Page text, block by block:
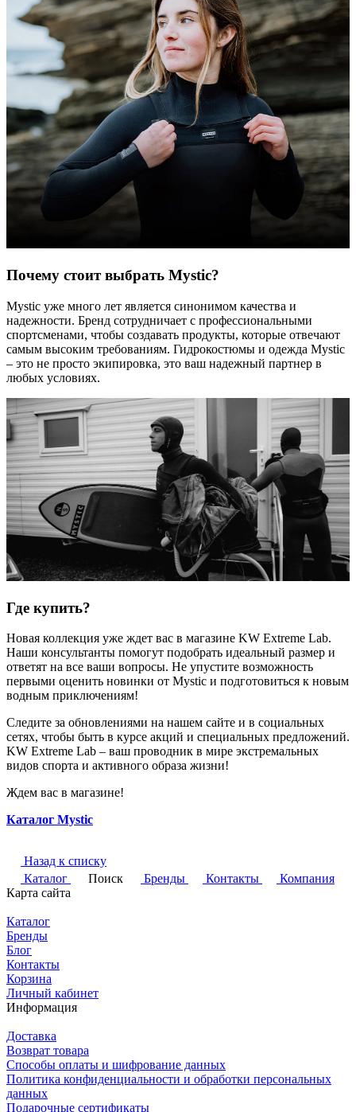
Почему стоит выбрать Mystic?
Mystic уже много лет является синонимом качества и
надежности. Бренд сотрудничает с профессиональными
спортсменами, чтобы создавать продукты, которые отвечают
самым высоким требованиям. Гидрокостюмы и одежда Mystic
– это не просто экипировка, это ваш надежный партнер в
любых условиях.
Где купить?
Новая коллекция уже ждет вас в магазине KW Extreme Lab.
Наши консультанты помогут подобрать идеальный размер и
ответят на все ваши вопросы. Не упустите возможность
первыми оценить новинки от Mystic и подготовиться к новым
водным приключениям!
Следите за обновлениями на нашем сайте и в социальных
сетях, чтобы быть в курсе акций и специальных предложений.
KW Extreme Lab – ваш проводник в мире экстремальных
видов спорта и активного образа жизни!
Ждем вас в магазине!
Каталог Mystic
Назад к списку
Каталог
Поиск Бренды Контакты
Компания
Карта сайта
Каталог
Бренды
Блог
Контакты
Корзина
Личный кабинет
Информация
Доставка
Возврат товара
Способы оплаты и шифрование данных
Политика конфиденциальности и обработки персональных
данных
Подарочные сертификаты